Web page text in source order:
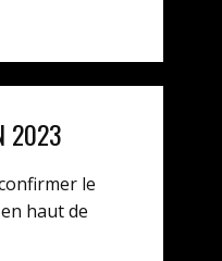
2023
le
haut de